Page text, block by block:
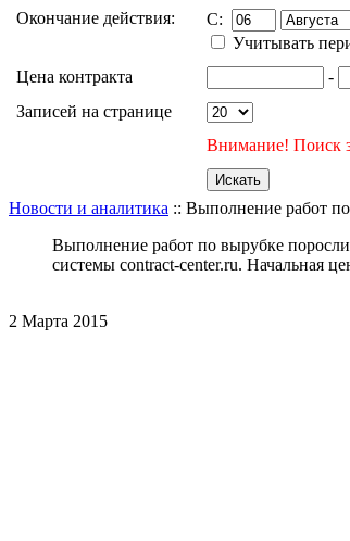
Окончание действия:
C:
Учитывать
Цена контракта
-
Записей на странице
Внимание! Поиск
Новости и аналитика :: Выполнение работ
Выполнение работ по вырубке
системы contract-center.ru. Начальная
2 Марта 2015